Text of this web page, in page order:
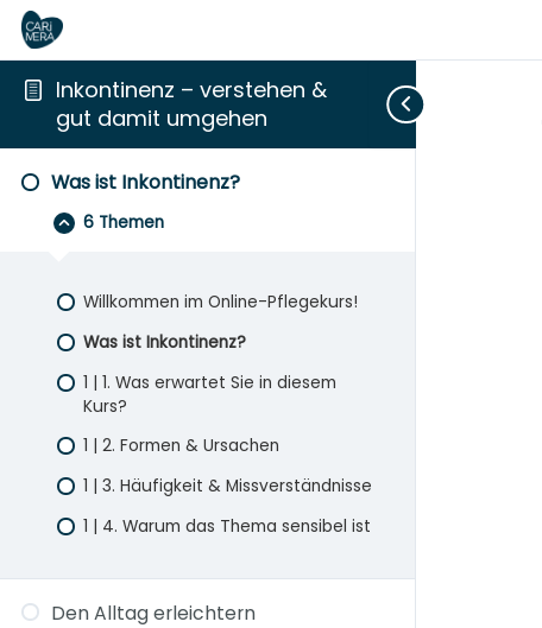
Inkontinenz – verstehen &
gut damit umgehen
Was ist Inkontinenz?
Zuklappen
Was
ist
Inkontinenz?
6 Themen
Willkommen im Online-Pflegekurs!
Was ist Inkontinenz?
1 | 1. Was erwartet Sie in diesem
Kurs?
1 | 2. Formen & Ursachen
1 | 3. Häufigkeit & Missverständnisse
1 | 4. Warum das Thema sensibel ist
Den Alltag erleichtern
Aufklappen
Den
Alltag
erleichtern
Aufklappen
Einfühlsam
begleiten
Aufklappen
Medizinische
&
pflegerische
Hilfe
Aufklappen
Für
sich
selbst
sorgen